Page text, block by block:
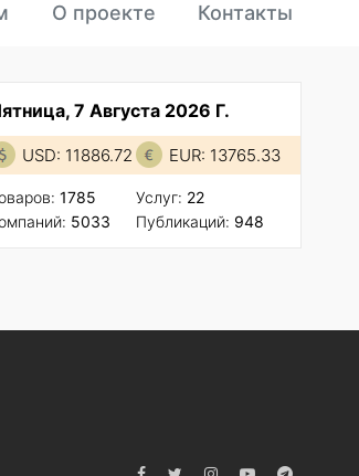
О проекте Контакты
7 Августа 2026 Г.
USD: 11886.72 EUR: 13765.33
1785
5033
Услуг: 22
Публикаций: 948